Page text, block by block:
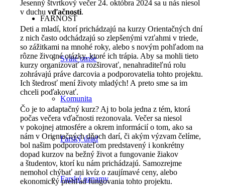
FARNOSŤ
Sväté omše
Komunita
Farský úrad
Farské oznamy
Jesenný štvrtkový večer 24. októbra 2024 sa u nás niesol
v duchuvďačnosti.
Deti a mladí, ktorí prichádzajú na kurzy Orientačných dní
z nich často odchádzajú so zlepšenými vzťahmi v triede,
so zážitkami na mnohé roky, alebo s novým pohľadom na
rôzne životné otázky, ktoré ich trápia. Aby sa mohli tieto
kurzy organizovať a rozširovať, nenahraditeľnú rolu
zohrávajú práve darcovia a podporovatelia tohto projektu.
Ich štedrosť mení životy mladých! A preto sme sa im
chceli poďakovať.
Čo je to adaptačný kurz? Aj to bola jedna z tém, ktorá
počas večera vďačnosti rezonovala. Večer sa niesol
v pokojnej atmosfére a okrem informácií o tom, ako sa
nám v Orientačných dňoch darí, či akým výzvam čelíme,
bol našim podporovateľom predstavený i konkrétny
dopad kurzov na bežný život a fungovanie žiakov
a študentov, ktorí ku nám prichádzajú. Samozrejme
nemohol chýbať ani kvíz o zaujímavé ceny, alebo
ekonomický prehľad fungovania tohto projektu.